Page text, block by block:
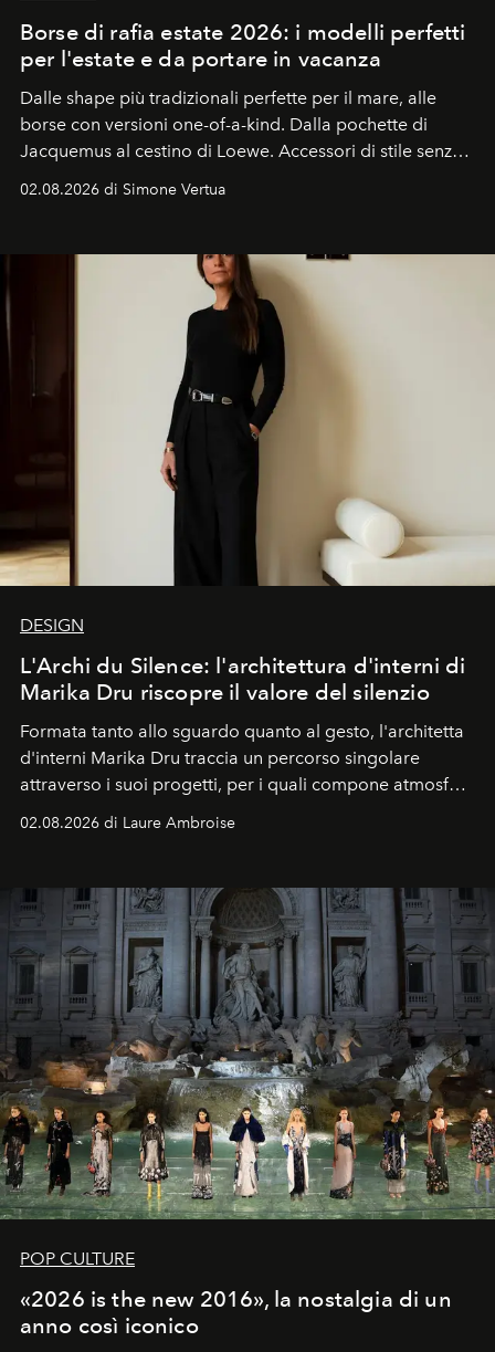
Borse di rafia estate 2026: i modelli perfetti
per l'estate e da portare in vacanza
Dalle shape più tradizionali perfette per il mare, alle
borse con versioni one-of-a-kind. Dalla pochette di
Jacquemus al cestino di Loewe. Accessori di stile senza
02.08.2026 di Simone Vertua
DESIGN
L'Archi du Silence: l'architettura d'interni di
Marika Dru riscopre il valore del silenzio
Formata tanto allo sguardo quanto al gesto, l'architetta
d'interni Marika Dru traccia un percorso singolare
attraverso i suoi progetti, per i quali compone atmosfere
02.08.2026 di Laure Ambroise
POP CULTURE
«2026 is the new 2016», la nostalgia di un
anno così iconico